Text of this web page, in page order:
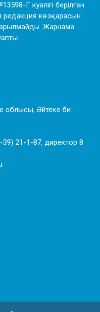
Г куәлігі берілген.
редакция көзқарасын
Жарнама
облысы, Әйтеке би
39) 21-1-87, директор 8